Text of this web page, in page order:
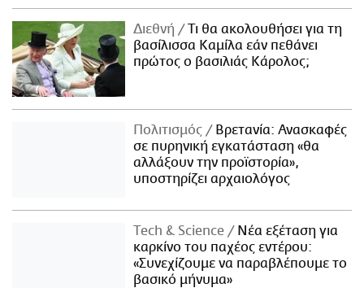
Διεθνή
Τι θα ακολουθήσει για τη
βασίλισσα Καμίλα εάν πεθάνει
πρώτος ο βασιλιάς Κάρολος;
Πολιτισμός
Βρετανία: Ανασκαφές
σε πυρηνική εγκατάσταση «θα
αλλάξουν την προϊστορία»,
υποστηρίζει αρχαιολόγος
Τech & Science
Νέα εξέταση για
καρκίνο του παχέος εντέρου:
«Συνεχίζουμε να παραβλέπουμε το
βασικό μήνυμα»